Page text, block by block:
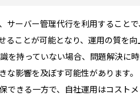
ーバー管理代行を利用すること
ことが可能となり、運用の質を向
持っていない場合、問題解決に
影響を及ぼす可能性があります。
きる一方で、自社運用はコスト